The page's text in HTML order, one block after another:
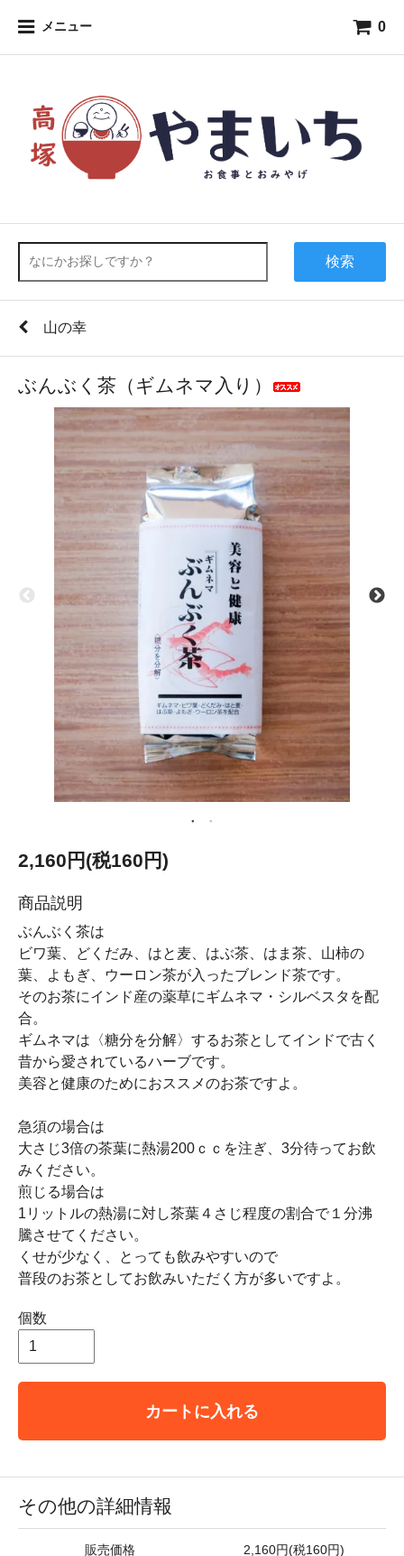
メニュー 0
検索
山の幸
ぶんぶく茶（ギムネマ入り）
2,160円(税160円)
商品説明
ぶんぶく茶は
ビワ葉、どくだみ、はと麦、はぶ茶、はま茶、山柿の
葉、よもぎ、ウーロン茶が入ったブレンド茶です。
そのお茶にインド産の薬草にギムネマ・シルベスタを配
合。
ギムネマは〈糖分を分解〉するお茶としてインドで古く
昔から愛されているハーブです。
美容と健康のためにおススメのお茶ですよ。
急須の場合は
大さじ3倍の茶葉に熱湯200ｃｃを注ぎ、3分待ってお飲
みください。
煎じる場合は
1リットルの熱湯に対し茶葉４さじ程度の割合で１分沸
騰させてください。
くせが少なく、とっても飲みやすいので
普段のお茶としてお飲みいただく方が多いですよ。
個数
カートに入れる
その他の詳細情報
販売価格 2,160円(税160円)